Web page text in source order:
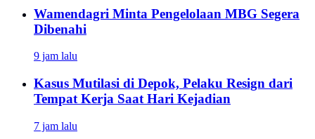
Wamendagri Minta Pengelolaan MBG Segera
Dibenahi
9 jam lalu
Kasus Mutilasi di Depok, Pelaku Resign dari
Tempat Kerja Saat Hari Kejadian
7 jam lalu